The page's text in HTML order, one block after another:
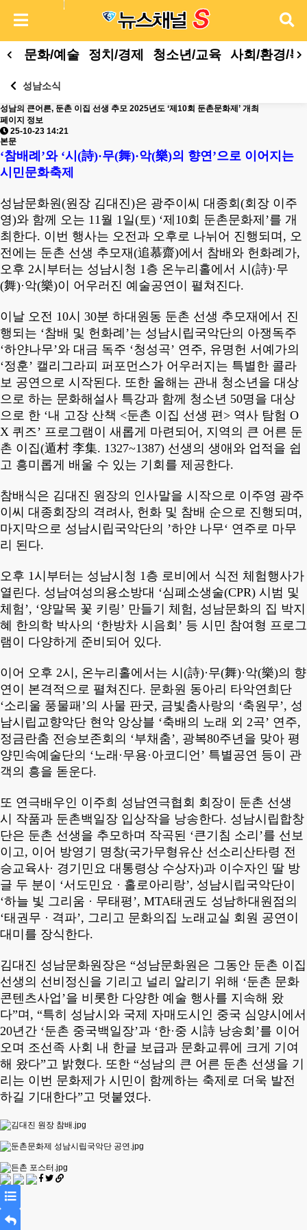
문화/예술 정치/경제 청소년/교육 사회/환경/복
성남소식
성남의 큰어른, 둔촌 이집 선생 추모 2025년도 ‘제10회 둔촌문화제’ 개최
페이지 정보
25-10-23 14:21
본문
‘참배례 ’와 ‘시 (詩)·무(舞)·악(樂)의 향연’으로 이어지는
시민문화축제
성남문화원(원장 김대진)은 광주이씨 대종회 (회장 이주
영)와 함께 오는 11월 1일(토) ‘제 10회 둔촌문화제 ’를 개
최한다. 이번 행사는 오전과 오후로 나뉘어 진행되며 , 오
전에는 둔촌 선생 추모재 (追慕齋)에서 참배와 헌화례가,
오후 2시부터는 성남시청 1층 온누리홀에서 시 (詩)·무
(舞)·악(樂)이 어우러진 예술공연이 펼쳐진다.
이날 오전 10시 30분 하대원동 둔촌 선생 추모재에서 진
행되는 ‘참배 및 헌화례 ’는 성남시립국악단의 아쟁독주
‘하얀나무’와 대금 독주 ‘청성곡’ 연주, 유명헌 서예가의
‘정훈’ 캘리그라피 퍼포먼스가 어우러지는 특별한 콜라
보 공연으로 시작된다. 또한 올해는 관내 청소년을 대상
으로 하는 문화해설사 특강과 함께 청소년 50명을 대상
으로 한 ‘내 고장 산책 <둔촌 이집 선생 편> 역사 탐험 O
X 퀴즈’ 프로그램이 새롭게 마련되어 , 지역의 큰 어른 둔
촌 이집(遁村 李集. 1327~1387) 선생의 생애와 업적을 쉽
고 흥미롭게 배울 수 있는 기회를 제공한다.
참배식은 김대진 원장의 인사말을 시작으로 이주영 광주
이씨 대종회장의 격려사, 헌화 및 참배 순으로 진행되며 ,
마지막으로 성남시립국악단의 ’하얀 나무‘ 연주로 마무
리 된다.
오후 1시부터는 성남시청 1층 로비에서 식전 체험행사가
열린다. 성남여성의용소방대 ‘심폐소생술(CPR) 시범 및
체험 ’, ‘양말목 꽃 키링’ 만들기 체험 , 성남문화의 집 박지
혜 한의학 박사의 ‘한방차 시음회 ’ 등 시민 참여형 프로그
램이 다양하게 준비되어 있다.
이어 오후 2시 , 온누리홀에서는 시 (詩)·무(舞)·악(樂)의 향
연이 본격적으로 펼쳐진다. 문화원 동아리 타악연희단
‘소리울 풍물패 ’의 사물 판굿, 금빛춤사랑의 ‘축원무’, 성
남시립교향악단 현악 앙상블 ‘축배의 노래 외 2곡’ 연주,
정금란춤 전승보존회의 ‘부채춤’, 광복80주년을 맞아 평
양민속예술단의 ‘노래 ·무용·아코디언’ 특별공연 등이 관
객의 흥을 돋운다.
또 연극배우인 이주희 성남연극협회 회장이 둔촌 선생
시 작품과 둔촌백일장 입상작을 낭송한다. 성남시립합창
단은 둔촌 선생을 추모하며 작곡된 ‘큰기침 소리 ’를 선보
이고, 이어 방영기 명창(국가무형유산 선소리산타령 전
승교육사· 경기민요 대통령상 수상자)과 이수자인 딸 방
글 두 분이 ‘서도민요 · 홀로아리랑’, 성남시립국악단이
‘하늘 빛 그리움 · 무태평’, MTA태권도 성남하대원점의
‘태권무 · 격파’, 그리고 문화의집 노래교실 회원 공연이
대미를 장식한다.
김대진 성남문화원장은 “성남문화원은 그동안 둔촌 이집
선생의 선비정신을 기리고 널리 알리기 위해 ‘둔촌 문화
콘텐츠사업 ’을 비롯한 다양한 예술 행사를 지속해 왔
다”며 , “특히 성남시와 국제 자매도시인 중국 심양시에서
20년간 ‘둔촌 중국백일장’과 ‘한·중 시 詩 낭송회 ’를 이어
오며 조선족 사회 내 한글 보급과 문화교류에 크게 기여
해 왔다”고 밝혔다. 또한 “성남의 큰 어른 둔촌 선생을 기
리는 이번 문화제가 시민이 함께하는 축제로 더욱 발전
하길 기대한다”고 덧붙였다.
목